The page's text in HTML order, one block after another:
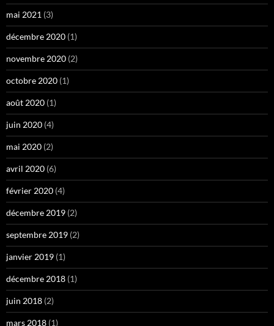
mai 2021 (3)
décembre 2020 (1)
novembre 2020 (2)
octobre 2020 (1)
août 2020 (1)
juin 2020 (4)
mai 2020 (2)
avril 2020 (6)
février 2020 (4)
décembre 2019 (2)
septembre 2019 (2)
janvier 2019 (1)
décembre 2018 (1)
juin 2018 (2)
mars 2018 (1)